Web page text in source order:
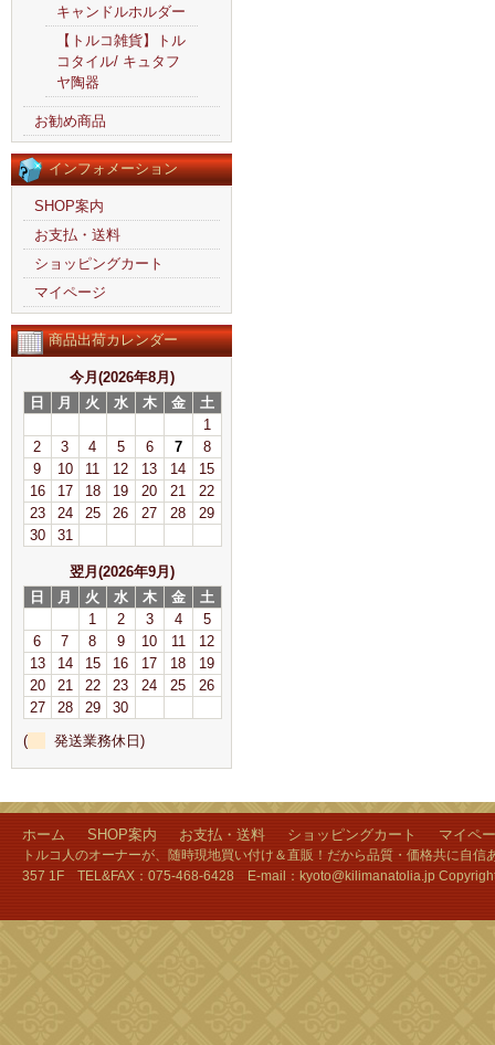
キャンドルホルダー
【トルコ雑貨】トル
コタイル/ キュタフ
ヤ陶器
お勧め商品
インフォメーション
SHOP案内
お支払・送料
ショッピングカート
マイページ
商品出荷カレンダー
今月(2026年8月)
日
月 火 水 木 金
土
1
2
3 4 5 6 7
8
9
10 11 12 13 14
15
16
17 18 19 20 21
22
23
24 25 26 27 28
29
30
31
翌月(2026年9月)
日
月 火 水 木 金
土
1
2 3 4
5
6
7 8 9 10 11
12
13
14 15 16 17 18
19
20
21 22 23 24 25
26
27
28 29
30
(
発送業務休日)
ホーム SHOP案内 お支払・送料 ショッピングカート マイペ
トルコ人のオーナーが、随時現地買い付け＆直販！だから品質・価格共に自
357 1F TEL&FAX：075-468-6428 E-mail：kyoto@kilimanatolia.jp